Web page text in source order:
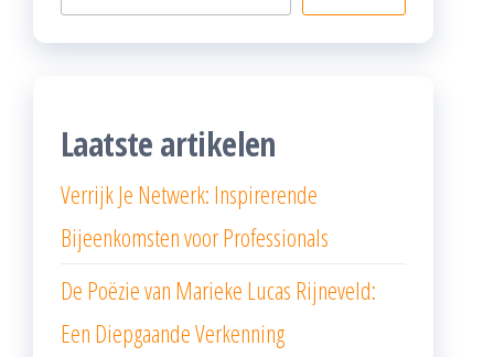
Laatste artikelen
Verrijk Je Netwerk: Inspirerende
Bijeenkomsten voor Professionals
De Poëzie van Marieke Lucas Rijneveld:
Een Diepgaande Verkenning